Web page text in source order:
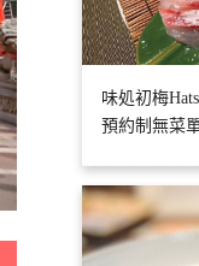
味処初梅
預約制無菜